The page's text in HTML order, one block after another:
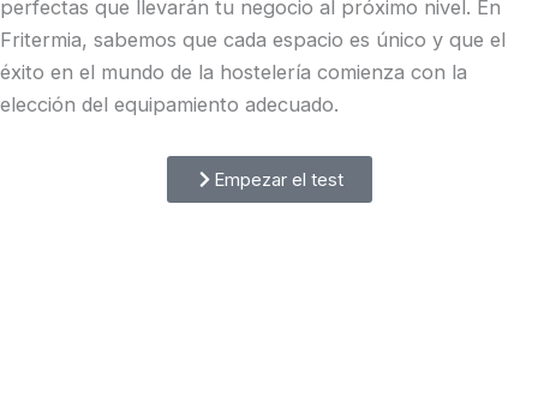
perfectas que llevarán tu negocio al próximo nivel. En
Fritermia, sabemos que cada espacio es único y que el
éxito en el mundo de la hostelería comienza con la
elección del equipamiento adecuado.
Empezar el test